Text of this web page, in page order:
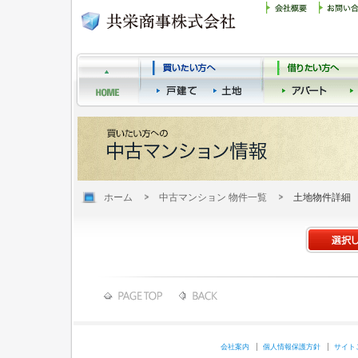
ホーム 中古マンション 物件一覧 土地物件詳細
会社案内 個人情報保護方針 サイト